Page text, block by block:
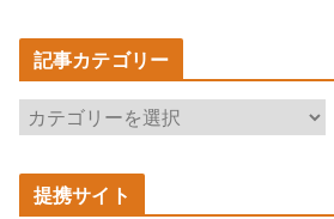
記事カテゴリー
記
事
カ
テ提携サイト